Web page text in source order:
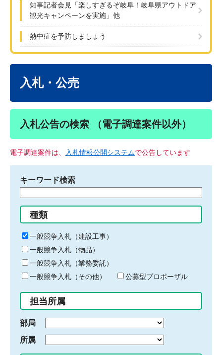
知事記者会見「楽しすぎるぞ岐阜！岐阜県アウトドア
観光キャンペーンを実施」他
熱中症を予防しましょう
入札・公売
入札公告の検索 （電子調達案件以外）
電子調達案件は、 入札情報公開システムで公告しています
キーワード検索
る
キ
ー
ワ
ー
ド
入
力
種類
一般競争入札（建設工事）
一般競争入札（物品）
一般競争入札（業務委託）
一般競争入札（その他）
公募型プロポーザル
担当所属
部局
所属